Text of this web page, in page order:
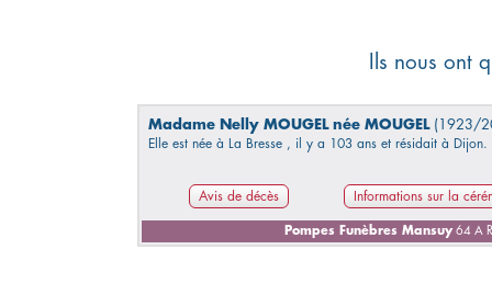
Ils nous ont
Madame Nelly MOUGEL née MOUGEL (1923/
Elle est née à La Bresse , il y a 103 ans et résidait à Dijon.
Avis de décès Informations sur la
Pompes Funèbres Mansuy 64 A